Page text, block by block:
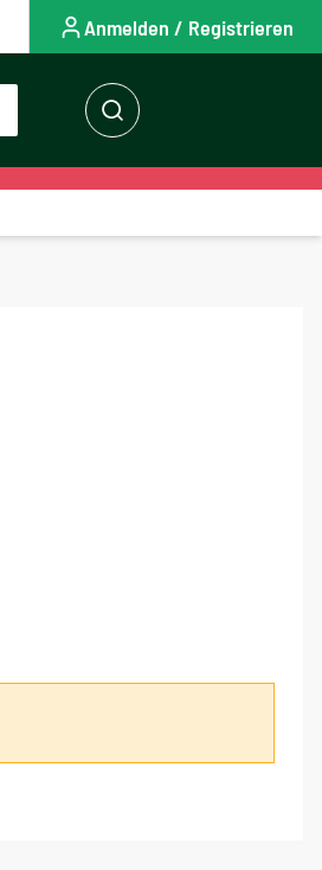
Anmelden / Registrieren